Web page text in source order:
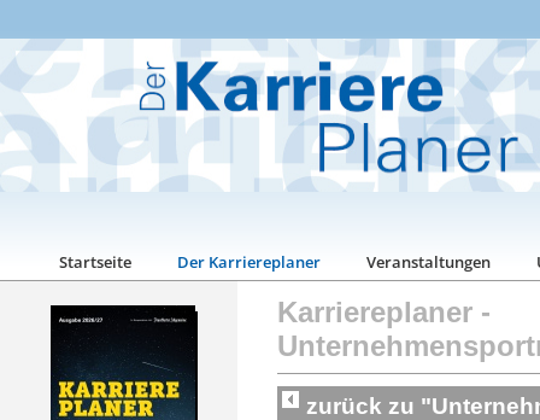
Startseite Der Karriereplaner Veranstaltungen
Karriereplaner -
zurück zu